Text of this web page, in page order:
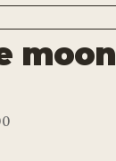
moon